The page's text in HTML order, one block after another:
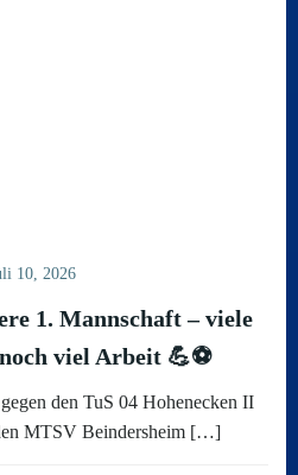
10, 2026
1. Mannschaft – viele
viel Arbeit 💪⚽
den TuS 04 Hohenecken II
MTSV Beindersheim […]